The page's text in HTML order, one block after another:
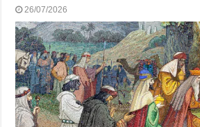
26/07/2026